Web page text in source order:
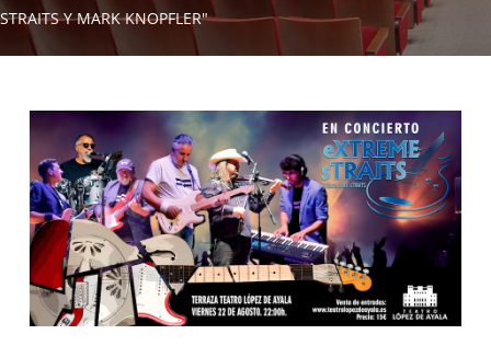
STRAITS Y MARK KNOPFLER"